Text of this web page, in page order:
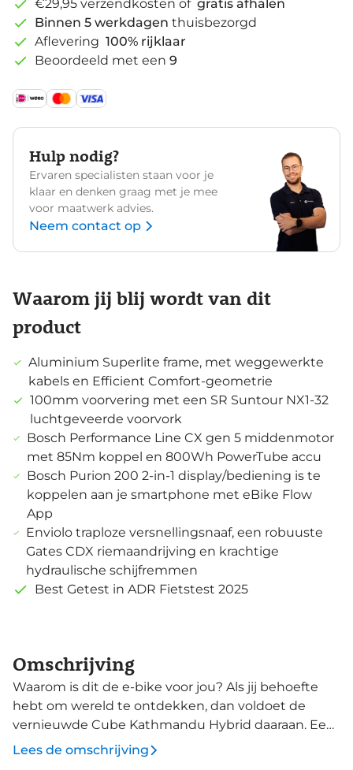
€29,95 verzendkosten of gratis afhalen
Binnen 5 werkdagen thuisbezorgd
Aflevering 100% rijklaar
Beoordeeld met een 9
Hulp nodig?
Ervaren specialisten staan voor je
klaar en denken graag met je mee
voor maatwerk advies.
Neem contact op
Waarom jij blij wordt van dit
product
Aluminium Superlite frame, met weggewerkte
kabels en Efficient Comfort-geometrie
100mm voorvering met een SR Suntour NX1-32
luchtgeveerde voorvork
Bosch Performance Line CX gen 5 middenmotor
met 85Nm koppel en 800Wh PowerTube accu
Bosch Purion 200 2-in-1 display/bediening is te
koppelen aan je smartphone met eBike Flow
App
Enviolo traploze versnellingsnaaf, een robuuste
Gates CDX riemaandrijving en krachtige
hydraulische schijfremmen
Best Getest in ADR Fietstest 2025
Omschrijving
Waarom is dit de e-bike voor jou? Als jij behoefte
hebt om wereld te ontdekken, dan voldoet de
vernieuwde Cube Kathmandu Hybrid daaraan. Een
strakke elektrische fiets, met alle opties en
Lees de omschrijving